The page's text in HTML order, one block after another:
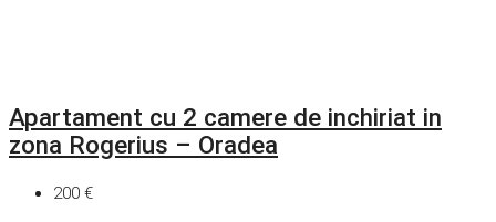
Apartament cu 2 camere de inchiriat in
zona Rogerius – Oradea
200 €